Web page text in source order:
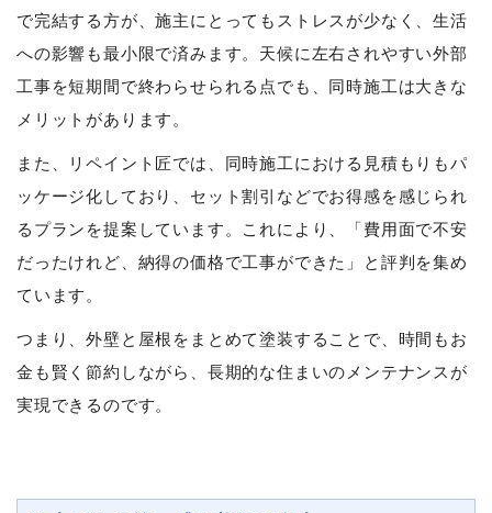
で完結する方が、施主にとってもストレスが少なく、生活
への影響も最小限で済みます。天候に左右されやすい外部
工事を短期間で終わらせられる点でも、同時施工は大きな
メリットがあります。
また、リペイント匠では、同時施工における見積もりもパ
ッケージ化しており、セット割引などでお得感を感じられ
るプランを提案しています。これにより、「費用面で不安
だったけれど、納得の価格で工事ができた」と評判を集め
ています。
つまり、外壁と屋根をまとめて塗装することで、時間もお
金も賢く節約しながら、長期的な住まいのメンテナンスが
実現できるのです。